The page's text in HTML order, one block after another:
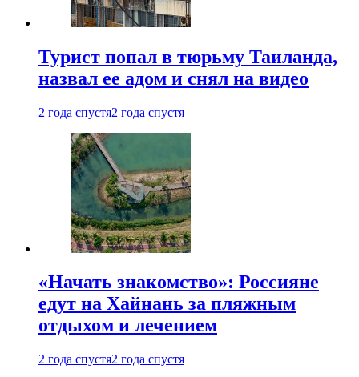
Турист попал в тюрьму Таиланда,
назвал ее адом и снял на видео
2 года спустя2 года спустя
«Начать знакомство»: Россияне
едут на Хайнань за пляжным
отдыхом и лечением
2 года спустя2 года спустя